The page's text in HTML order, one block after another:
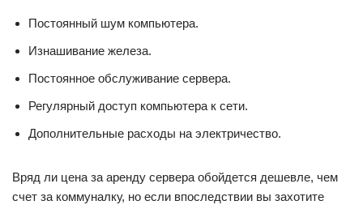
Постоянный шум компьютера.
Изнашивание железа.
Постоянное обслуживание сервера.
Регулярный доступ компьютера к сети.
Дополнительные расходы на электричество.
Вряд ли цена за аренду сервера обойдется дешевле, чем
счет за коммуналку, но если впоследствии вы захотите